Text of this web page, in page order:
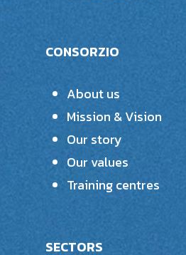
CONSORZIO
About us
Mission & Vision
Our story
Our values
Training centres
SECTORS